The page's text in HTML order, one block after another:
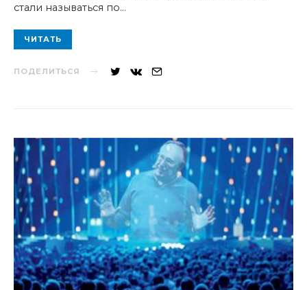
стали называться по…
ЧИТАТЬ
ПОДЕЛИТЬСЯ